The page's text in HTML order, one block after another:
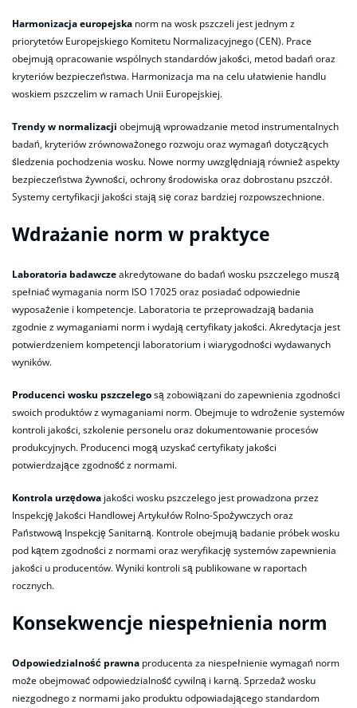
Harmonizacja europejska norm na wosk pszczeli jest jednym z
priorytetów Europejskiego Komitetu Normalizacyjnego (CEN). Prace
obejmują opracowanie wspólnych standardów jakości, metod badań oraz
kryteriów bezpieczeństwa. Harmonizacja ma na celu ułatwienie handlu
woskiem pszczelim w ramach Unii Europejskiej.
Trendy w normalizacji obejmują wprowadzanie metod instrumentalnych
badań, kryteriów zrównoważonego rozwoju oraz wymagań dotyczących
śledzenia pochodzenia wosku. Nowe normy uwzględniają również aspekty
bezpieczeństwa żywności, ochrony środowiska oraz dobrostanu pszczół.
Systemy certyfikacji jakości stają się coraz bardziej rozpowszechnione.
Wdrażanie norm w praktyce
Laboratoria badawczeakredytowane do badań wosku pszczelego muszą
spełniać wymagania norm ISO 17025 oraz posiadać odpowiednie
wyposażenie i kompetencje. Laboratoria te przeprowadzają badania
zgodnie z wymaganiami norm i wydają certyfikaty jakości. Akredytacja jest
potwierdzeniem kompetencji laboratorium i wiarygodności wydawanych
wyników.
Producenci wosku pszczelegosą zobowiązani do zapewnienia zgodności
swoich produktów z wymaganiami norm. Obejmuje to wdrożenie systemów
kontroli jakości, szkolenie personelu oraz dokumentowanie procesów
produkcyjnych. Producenci mogą uzyskać certyfikaty jakości
potwierdzające zgodność z normami.
Kontrola urzędowa jakości wosku pszczelego jest prowadzona przez
Inspekcję Jakości Handlowej Artykułów Rolno-Spożywczych oraz
Państwową Inspekcję Sanitarną. Kontrole obejmują badanie próbek wosku
pod kątem zgodności z normami oraz weryfikację systemów zapewnienia
jakości u producentów. Wyniki kontroli są publikowane w raportach
rocznych.
Konsekwencje niespełnienia norm
Odpowiedzialność prawna producenta za niespełnienie wymagań norm
może obejmować odpowiedzialność cywilną i karną. Sprzedaż wosku
niezgodnego z normami jako produktu odpowiadającego standardom